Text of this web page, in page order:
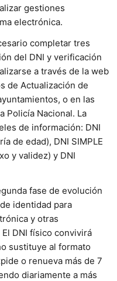
gestiones
electrónica.
completar tres
del DNI y verificación
a través de la web
de Actualización de
o en las
Policía Nacional. La
de información: DNI
de edad), DNI SIMPLE
y validez) y DNI
fase de evolución
identidad para
y otras
DNI físico convivirá
sustituye al formato
o renueva más de 7
diariamente a más